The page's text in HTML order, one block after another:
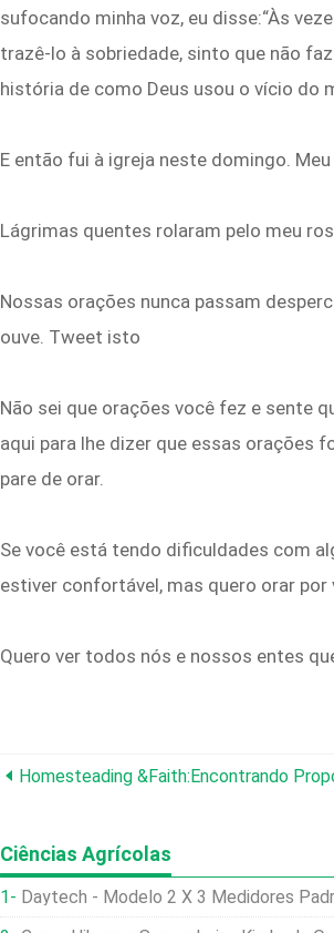
sufocando minha voz, eu disse:“Às
trazê-lo à sobriedade, sinto que não
história de como Deus usou o vício do
E então fui à igreja neste domingo.
Lágrimas quentes rolaram pelo meu
Nossas orações nunca passam
ouve. Tweet isto
Não sei que orações você fez e sente
aqui para lhe dizer que essas orações
pare de orar.
Se você está tendo dificuldades com
estiver confortável, mas quero orar
Quero ver todos nós e nossos entes
Ciências Agrícolas
Daytech - Modelo 2 X 3 Medidores Padrão